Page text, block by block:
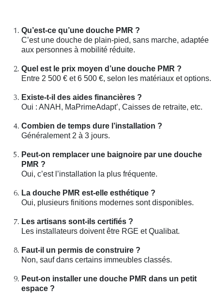
Qu’est-ce qu’une douche PMR ?
C’est une douche de plain-pied, sans marche, adaptée
aux personnes à mobilité réduite.
Quel est le prix moyen d’une douche PMR ?
Entre 2 500 € et 6 500 €, selon les matériaux et options.
Existe-t-il des aides financières ?
Oui : ANAH, MaPrimeAdapt’, Caisses de retraite, etc.
Combien de temps dure l’installation ?
Généralement 2 à 3 jours.
Peut-on remplacer une baignoire par une douche
PMR ?
Oui, c’est l’installation la plus fréquente.
La douche PMR est-elle esthétique ?
Oui, plusieurs finitions modernes sont disponibles.
Les artisans sont-ils certifiés ?
Les installateurs doivent être RGE et Qualibat.
Faut-il un permis de construire ?
Non, sauf dans certains immeubles classés.
Peut-on installer une douche PMR dans un petit
espace ?